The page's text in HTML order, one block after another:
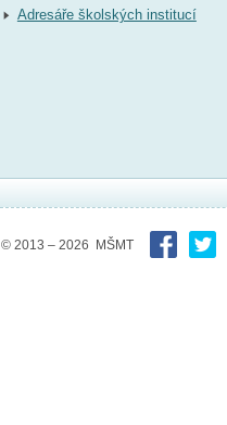
Adresáře školských institucí
© 2013 – 2026 MŠMT